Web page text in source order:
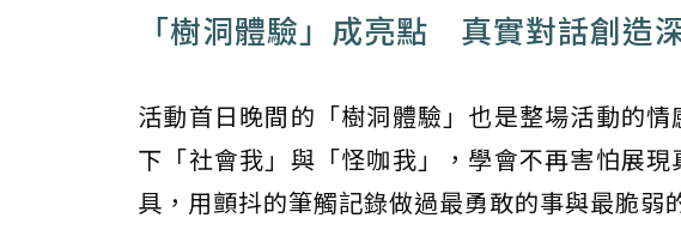
「樹洞體驗」成亮點 真實對話創造
活動首日晚間的「樹洞體驗」也是整場活動的
下「社會我」與「怪咖我」，學會不再害怕展
具，用顫抖的筆觸記錄做過最勇敢的事與最脆弱